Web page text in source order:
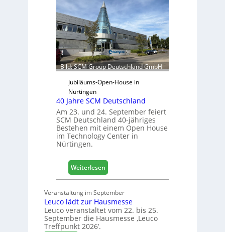
s
j
a
h
r
r
e
t
e
r
f
ü
r
D
c
+
H
o
2
0
8
Bild: SCM Group Deutschland GmbH
Jubiläums-Open-House in
Nürtingen
40 Jahre SCM Deutschland
Am 23. und 24. September feiert
SCM Deutschland 40-jähriges
Bestehen mit einem Open House
im Technology Center in
Nürtingen.
Weiterlesen:
4
J
a
h
Veranstaltung im September
Leuco lädt zur Hausmesse
Leuco veranstaltet vom 22. bis 25.
September die Hausmesse ‚Leuco
Treffpunkt 2026‘.